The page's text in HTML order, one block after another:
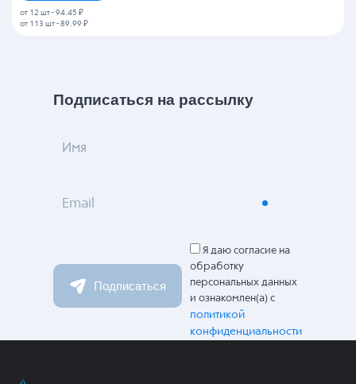
от 12 шт - 94.45 ₽
от 113 шт - 89.99 ₽
Подписаться на рассылку
Имя
Email
Подписаться
Я даю согласие на
обработку
персональных данных
и ознакомлен(а) с
политикой
конфиденциальности